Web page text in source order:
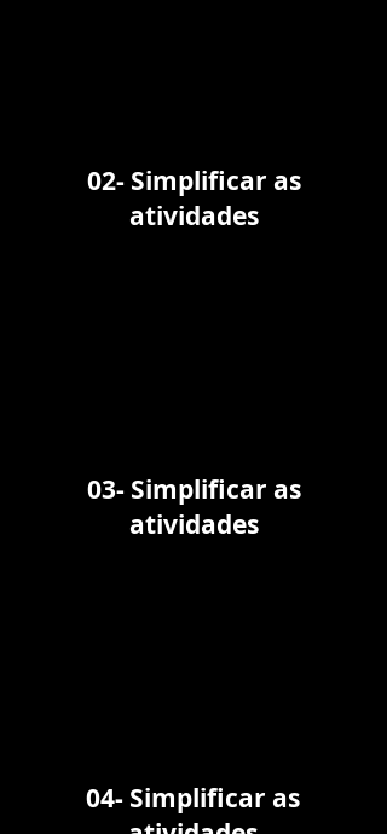
02- Simplificar as
atividades
03- Simplificar as
atividades
04- Simplificar as